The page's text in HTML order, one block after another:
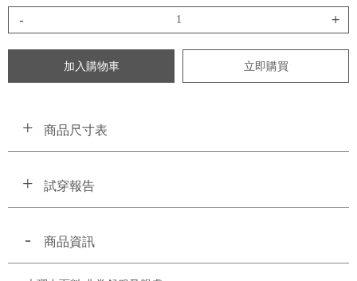
- +
加入購物車 立即購買
商品尺寸表
試穿報告
商品資訊